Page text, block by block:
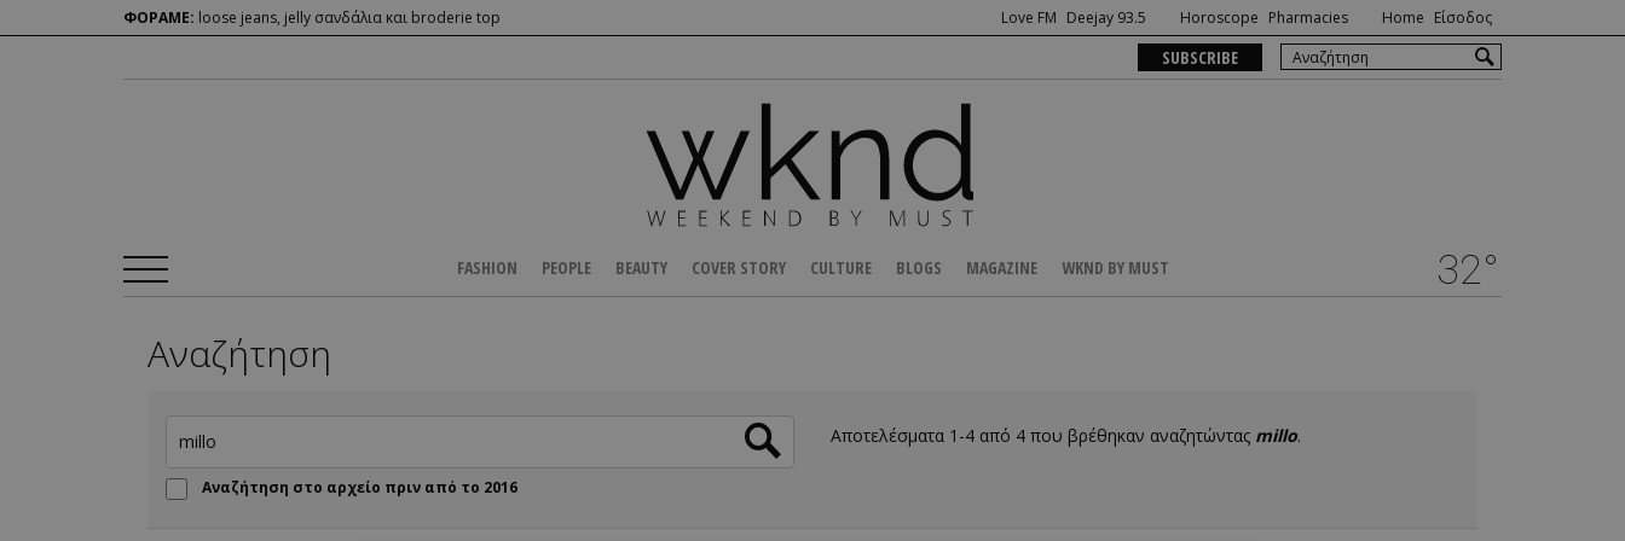
ΦΟΡΑΜΕ: loose jeans, jelly σανδάλια και broderie top Love FM Deejay 93.5 Horoscope Pharmacies Home Είσοδος
SUBSCRIBE
FASHION PEOPLE BEAUTY COVER STORY CULTURE BLOGS MAGAZINE WKND BY MUST 32°
Αναζήτηση
Αναζήτηση στο αρχείο πριν από το 2016
Αποτελέσματα 1-4 από 4 που βρέθηκαν αναζητώντας millo.